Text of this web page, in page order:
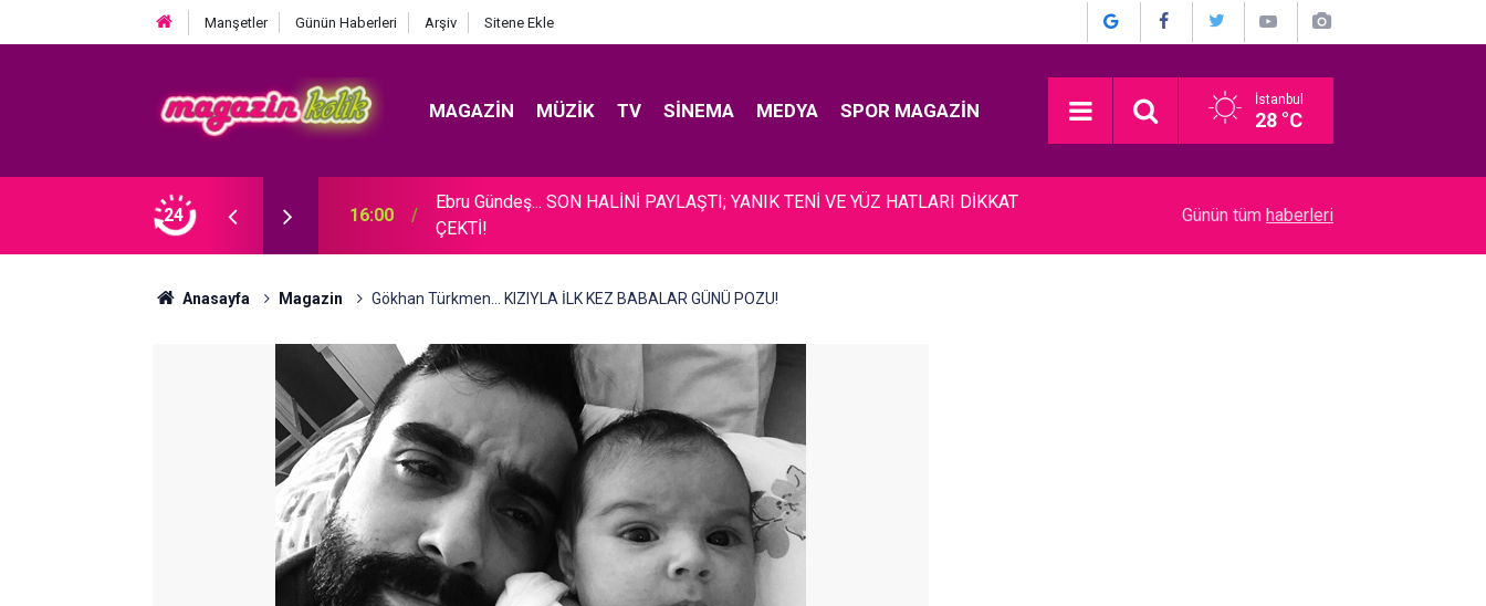
Manşetler Günün Haberleri Arşiv Sitene Ekle
MAGAZIN MÜZIK TV SINEMA MEDYA SPOR MAGAZIN İstanbul
28 °C
24
5 GÜZEL KADINI! 16:00
Ebru Gündeş... SON HALİNİ PAYLAŞTI; YANIK TENİ VE YÜZ HATLARI DİKKAT
ÇEKTİ!
Mustafa Sandal... MEYDAN OKUDU;
Günün tüm haberleri
Anasayfa Magazin Gökhan Türkmen... KIZIYLA İLK KEZ BABALAR GÜNÜ POZU!